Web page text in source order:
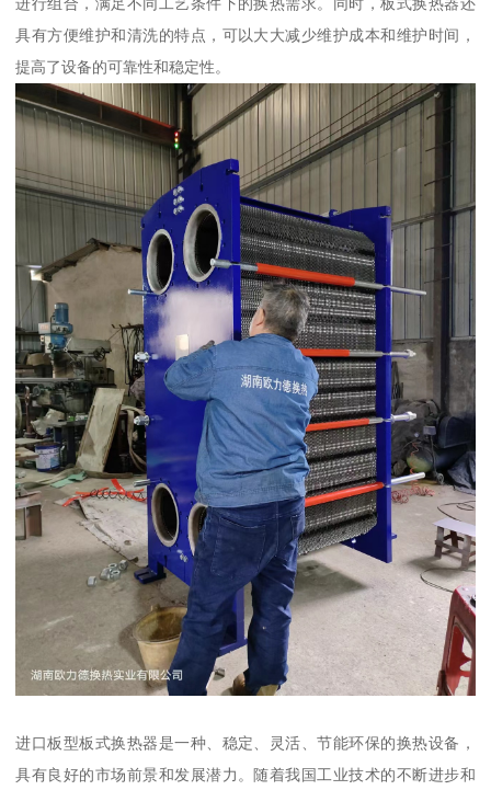
具有方便维护和清洗的特点，可以大大减少维护成本和维护时间，
提高了设备的可靠性和稳定性。
进口板型板式换热器是一种、稳定、灵活、节能环保的换热设备，
具有良好的市场前景和发展潜力。随着我国工业技术的不断进步和